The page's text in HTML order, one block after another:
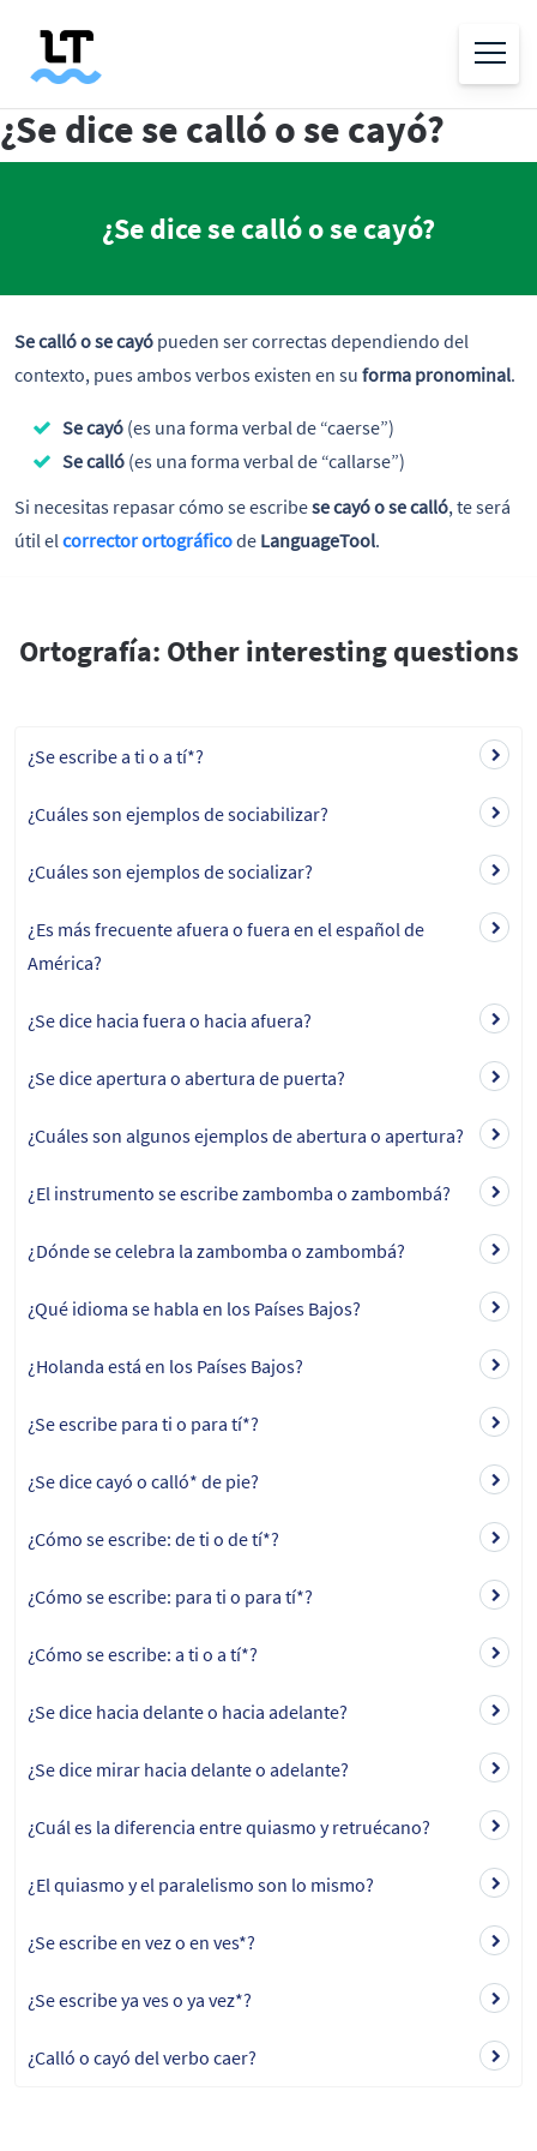
¿Se dice se calló o se cayó?
¿Se dice se calló o se cayó?
Se calló o se cayó pueden ser correctas dependiendo del
contexto, pues ambos verbos existen en su forma pronominal.
Se cayó (es una forma verbal de “caerse”)
Se calló (es una forma verbal de “callarse”)
Si necesitas repasar cómo se escribese cayó o se calló, te será
útil elcorrectorortográficode LanguageTool.
Ortografía: Other interesting questions
¿Se escribe a ti o a tí*?
¿Cuáles son ejemplos de sociabilizar?
¿Cuáles son ejemplos de socializar?
¿Es más frecuente afuera o fuera en el español de
América?
¿Se dice hacia fuera o hacia afuera?
¿Se dice apertura o abertura de puerta?
¿Cuáles son algunos ejemplos de abertura o apertura?
¿El instrumento se escribe zambomba o zambombá?
¿Dónde se celebra la zambomba o zambombá?
¿Qué idioma se habla en los Países Bajos?
¿Holanda está en los Países Bajos?
¿Se escribe para ti o para tí*?
¿Se dice cayó o calló* de pie?
¿Cómo se escribe: de ti o de tí*?
¿Cómo se escribe: para ti o para tí*?
¿Cómo se escribe: a ti o a tí*?
¿Se dice hacia delante o hacia adelante?
¿Se dice mirar hacia delante o adelante?
¿Cuál es la diferencia entre quiasmo y retruécano?
¿El quiasmo y el paralelismo son lo mismo?
¿Se escribe en vez o en ves*?
¿Se escribe ya ves o ya vez*?
¿Calló o cayó del verbo caer?